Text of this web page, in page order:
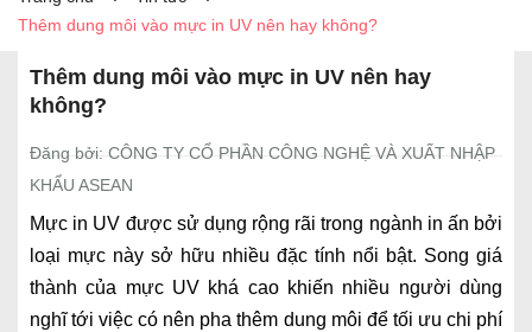
Thêm dung môi vào mực in UV nên hay không?
Thêm dung môi vào mực in UV nên hay
không?
Đăng bởi: CÔNG TY CỔ PHẦN CÔNG NGHỆ VÀ XUẤT NHẬP
KHẨU ASEAN
Mực in UV được sử dụng rộng rãi trong ngành in ấn bởi
loại mực này sở hữu nhiều đặc tính nổi bật. Song giá
thành của mực UV khá cao khiến nhiều người dùng
nghĩ tới việc có nên pha thêm dung môi để tối ưu chi phí